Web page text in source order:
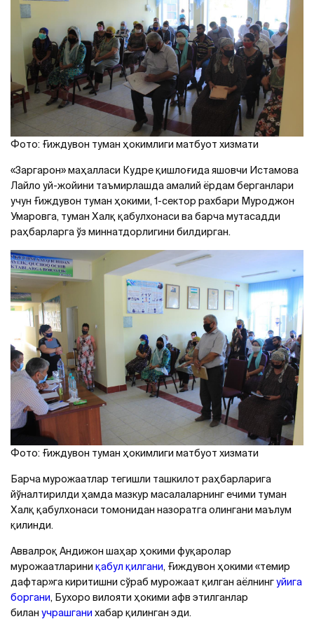
Фото: Ғиждувон туман ҳокимлиги матбуот хизмати
«Заргарон» маҳалласи Кудре қишлоғида яшовчи Истамова
Лайло уй-жойини таъмирлашда амалий ёрдам берганлари
учун Ғиждувон туман ҳокими, 1-сектор рахбари Муроджон
Умаровга, туман Халқ қабулхонаси ва барча мутасадди
раҳбарларга ўз миннатдорлигини билдирган.
Фото: Ғиждувон туман ҳокимлиги матбуот хизмати
Барча мурожаатлар тегишли ташкилот раҳбарларига
йўналтирилди ҳамда мазкур масалаларнинг ечими туман
Халқ қабулхонаси томонидан назоратга олингани маълум
қилинди.
Аввалроқ Андижон шаҳар ҳокими фуқаролар
мурожаатларини қабул қилгани, Ғиждувон ҳокими «темир
дафтар»га киритишни сўраб мурожаат қилган аёлнингуйига
боргани, Бухоро вилояти ҳокими афв этилганлар
билан учрашгани хабар қилинган эди.